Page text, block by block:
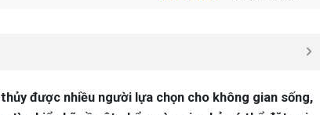
được nhiều người lựa chọn cho không gian sống,